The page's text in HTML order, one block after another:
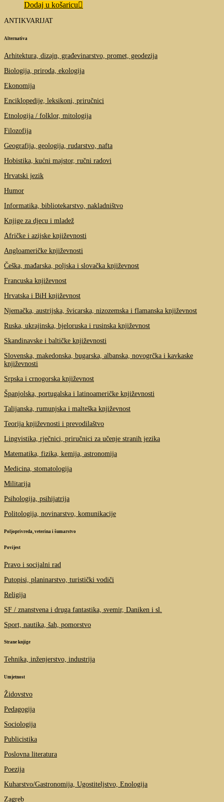
Dodaj u košaricu
ANTIKVARIJAT
Alternativa
Arhitektura, dizajn, građevinarstvo, promet, geodezija
Biologija, priroda, ekologija
Ekonomija
Enciklopedije, leksikoni, priručnici
Etnologija / folklor, mitologija
Filozofija
Geografija, geologija, rudarstvo, nafta
Hobistika, kućni majstor, ručni radovi
Hrvatski jezik
Humor
Informatika, bibliotekarstvo, nakladništvo
Knjige za djecu i mladež
Afričke i azijske književnosti
Angloameričke književnosti
Češka, mađarska, poljska i slovačka književnost
Francuska književnost
Hrvatska i BiH književnost
Njemačka, austrijska, švicarska, nizozemska i flamanska književnost
Ruska, ukrajinska, bjeloruska i rusinska književnost
Skandinavske i baltičke književnosti
Slovenska, makedonska, bugarska, albanska, novogrčka i kavkaske
književnosti
Srpska i crnogorska književnost
Španjolska, portugalska i latinoameričke književnosti
Talijanska, rumunjska i malteška književnost
Teorija književnosti i prevodilaštvo
Lingvistika, rječnici, priručnici za učenje stranih jezika
Matematika, fizika, kemija, astronomija
Medicina, stomatologija
Militarija
Psihologija, psihijatrija
Politologija, novinarstvo, komunikacije
Poljoprivreda, veterina i šumarstvo
Povijest
Pravo i socijalni rad
Putopisi, planinarstvo, turistički vodiči
Religija
SF / znanstvena i druga fantastika, svemir, Daniken i sl.
Sport, nautika, šah, pomorstvo
Strane knjige
Tehnika, inženjerstvo, industrija
Umjetnost
Židovstvo
Pedagogija
Sociologija
Publicistika
Poslovna literatura
Poezija
Kuharstvo/Gastronomija, Ugostiteljstvo, Enologija
Zagreb